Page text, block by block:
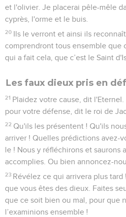
et l'olivier. Je placerai pêle-mêle
cyprès, l'orme et le buis.
20 Ils le verront et ainsi ils
comprendront tous ensemble que
qui a fait cela, que c’est le Saint
Les faux dieux pris en
21 Plaidez votre cause, dit
pour votre défense, dit le roi de
22 Qu'ils les présentent ! Qu'ils
arriver ! Quelles prédictions avez-
le ! Nous y réfléchirons et saurons
accomplies. Ou bien annoncez-
23 Révélez ce qui arrivera plus
que vous êtes des dieux. Faites
que ce soit bien ou mal, pour que
l’examinions ensemble !